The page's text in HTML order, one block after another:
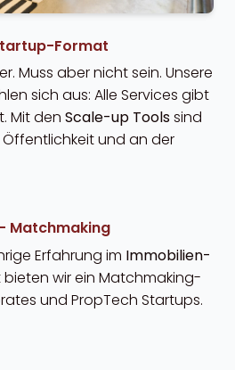
Format
Muss aber nicht sein. Unsere
sich aus: Alle Services gibt
Mit den Scale-up Toolssind
Öffentlichkeit und an der
Matchmaking
Erfahrung im Immobilien-
bieten wir ein Matchmaking-
und PropTech Startups.